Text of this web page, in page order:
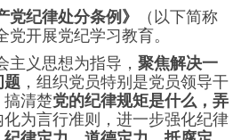
党纪律处分条例》
（以下简称
开展党纪学习教育。
主义思想为指导， 聚焦解决一
题 ，组织党员特别是党员领导干
搞清楚党的纪律规矩是什么，弄
化为言行准则，进一步强化纪律